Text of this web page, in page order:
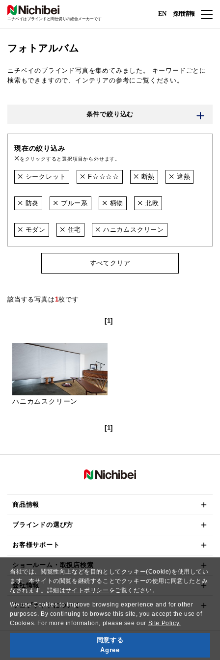
当社では、閲覧性向上などを目的としてクッキー(Cookie)を使用してい
ます。本サイトの閲覧を継続することでクッキーの使用に同意したとみ
なされます。詳細はサイトポリシー をご覧ください。
We use Cookies to improve browsing experience and for other
purposes. By continuing to browse this site, you accept the use of
Cookies. For more information, please see our Site Policy.
同意する
Agree
ニチベイはブラインドと間仕切りの総合メーカーです
EN 採用情報
フォトアルバム
ニチベイのブラインド写真を集めてみました。
キーワードごとに
検索もできますので、インテリアの参考にご覧ください。
条件で絞り込む
現在の絞り込み
をクリックすると選択項目から外せます。
シークレット F☆☆☆☆ 断熱 遮熱
防炎 ブルー系 柄物 北欧
モダン 住宅 ハニカムスクリーン
すべてクリア
該当する写真は1枚です
[1]
ハニカムスクリーン
[1]
商品情報
ブラインドの選び方
お客様サポート
ショールーム・取扱店検索
会社情報
ウェブサイトについて
Copyright© NICHIBEI CO.,LTD. All Rights Reserved.